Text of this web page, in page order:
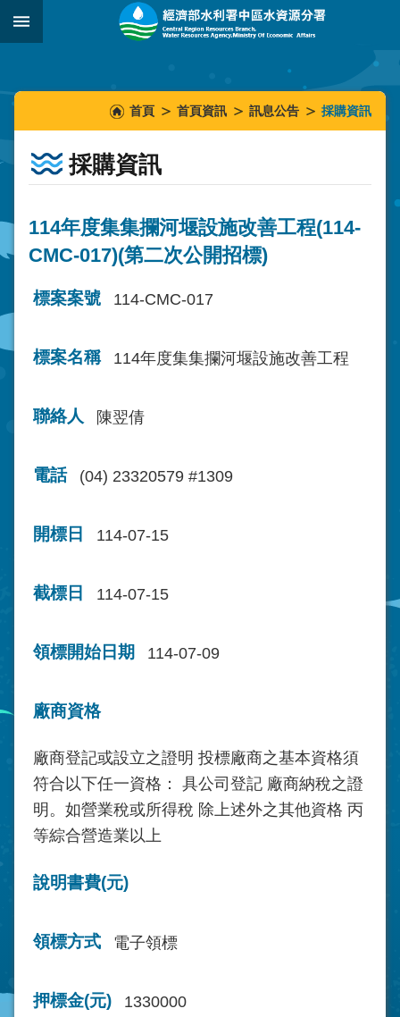
跳到主要內容區塊
::::::
首頁 首頁資訊 訊息公告 採購資訊
採購資訊
114年度集集攔河堰設施改善工程(114-
CMC-017)(第二次公開招標)
標案案號 114-CMC-017
標案名稱 114年度集集攔河堰設施改善工程
聯絡人 陳翌倩
電話 (04) 23320579 #1309
開標日 114-07-15
截標日 114-07-15
領標開始日期 114-07-09
廠商資格
廠商登記或設立之證明 投標廠商之基本資格須
符合以下任一資格： 具公司登記 廠商納稅之證
明。如營業稅或所得稅 除上述外之其他資格 丙
等綜合營造業以上
說明書費(元)
領標方式 電子領標
押標金(元) 1330000